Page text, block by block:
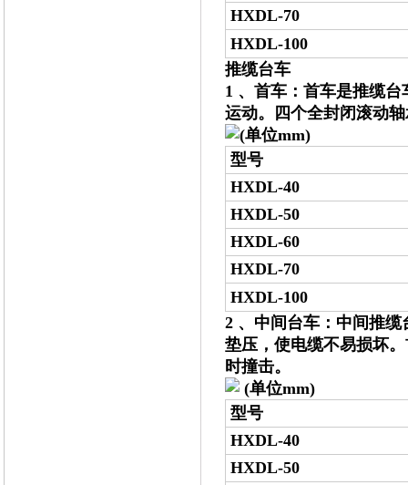
HXDL-70
HXDL-100
推缆台车
1 、首车：首车是推缆
运动。四个全封闭滚动
(单位mm)
型号
HXDL-40
HXDL-50
HXDL-60
HXDL-70
HXDL-100
2 、中间台车：中间推
垫压，使电缆不易损坏
时撞击。
(单位mm)
型号
HXDL-40
HXDL-50